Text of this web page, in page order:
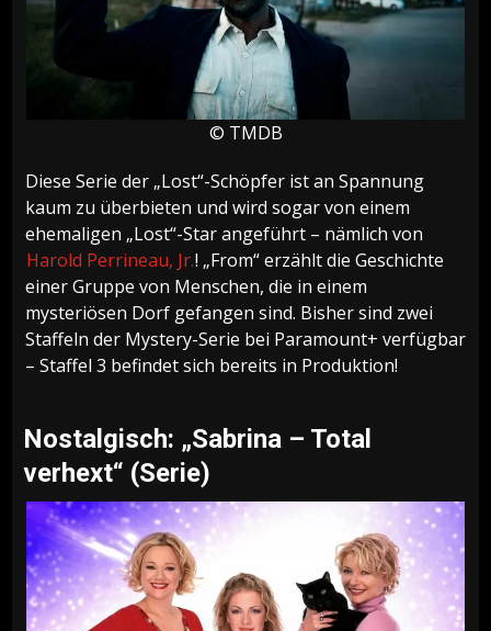
© TMDB
Diese Serie der „Lost“-Schöpfer ist an Spannung
kaum zu überbieten und wird sogar von einem
ehemaligen „Lost“-Star angeführt – nämlich von
Harold Perrineau, Jr.! „From“ erzählt die Geschichte
einer Gruppe von Menschen, die in einem
mysteriösen Dorf gefangen sind. Bisher sind zwei
Staffeln der Mystery-Serie bei Paramount+ verfügbar
– Staffel 3 befindet sich bereits in Produktion!
Nostalgisch: „Sabrina – Total
verhext“ (Serie)